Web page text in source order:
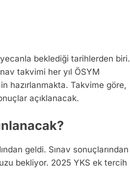
beklediği tarihlerden biri.
takvimi her yıl ÖSYM
hazırlanmakta. Takvime göre,
açıklanacak.
geldi. Sınav sonuçlarından
bekliyor. 2025 YKS ek tercih